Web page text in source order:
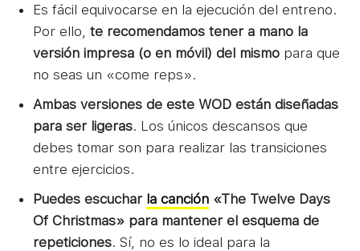
Es fácil equivocarse en la ejecución del entreno.
Por ello, te recomendamos tener a mano la
versión impresa (o en móvil) del mismo para que
no seas un «come reps».
Ambas versiones de este WOD están diseñadas
para ser ligeras. Los únicos descansos que
debes tomar son para realizar las transiciones
entre ejercicios.
Puedes escuchar la canción «The Twelve Days
Of Christmas» para mantener el esquema de
repeticiones. Sí, no es lo ideal para la